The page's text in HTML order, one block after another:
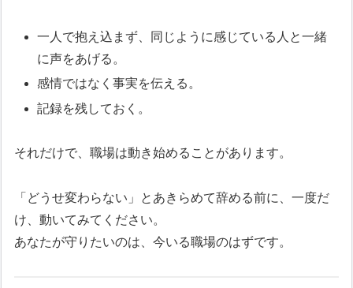
一人で抱え込まず、同じように感じている人と一緒
に声をあげる。
感情ではなく事実を伝える。
記録を残しておく。
それだけで、職場は動き始めることがあります。
「どうせ変わらない」とあきらめて辞める前に、一度だ
け、動いてみてください。
あなたが守りたいのは、今いる職場のはずです。